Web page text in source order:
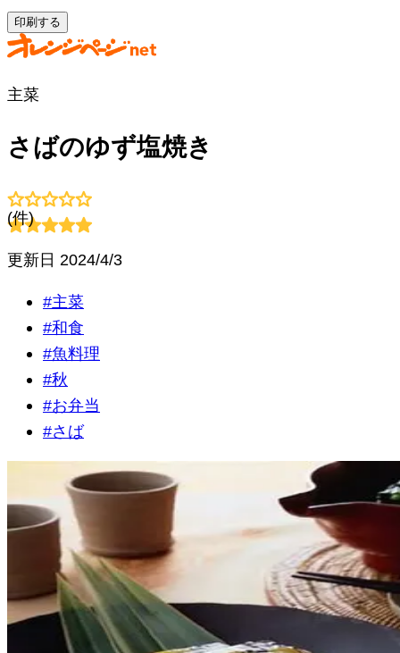
印刷する
主菜
さばのゆず塩焼き
(件)
更新日 2024/4/3
#主菜
#和食
#魚料理
#秋
#お弁当
#さば